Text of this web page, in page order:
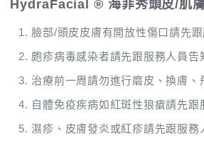
HydraFacial ® 海菲秀頭皮/肌
臉部/頭皮皮膚有開放性傷口請先跟
皰疹病毒感染者請先跟服務人員告
治療前一周請勿進行磨皮、換膚、
自體免疫疾病如紅斑性狼瘡請先跟
濕疹、皮膚發炎或紅疹請先跟服務